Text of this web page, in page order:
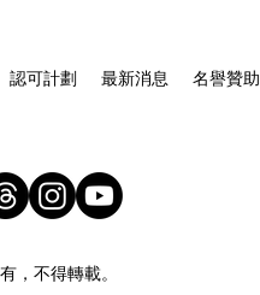
認可計劃 最新消息 名譽贊助
，不得轉載。